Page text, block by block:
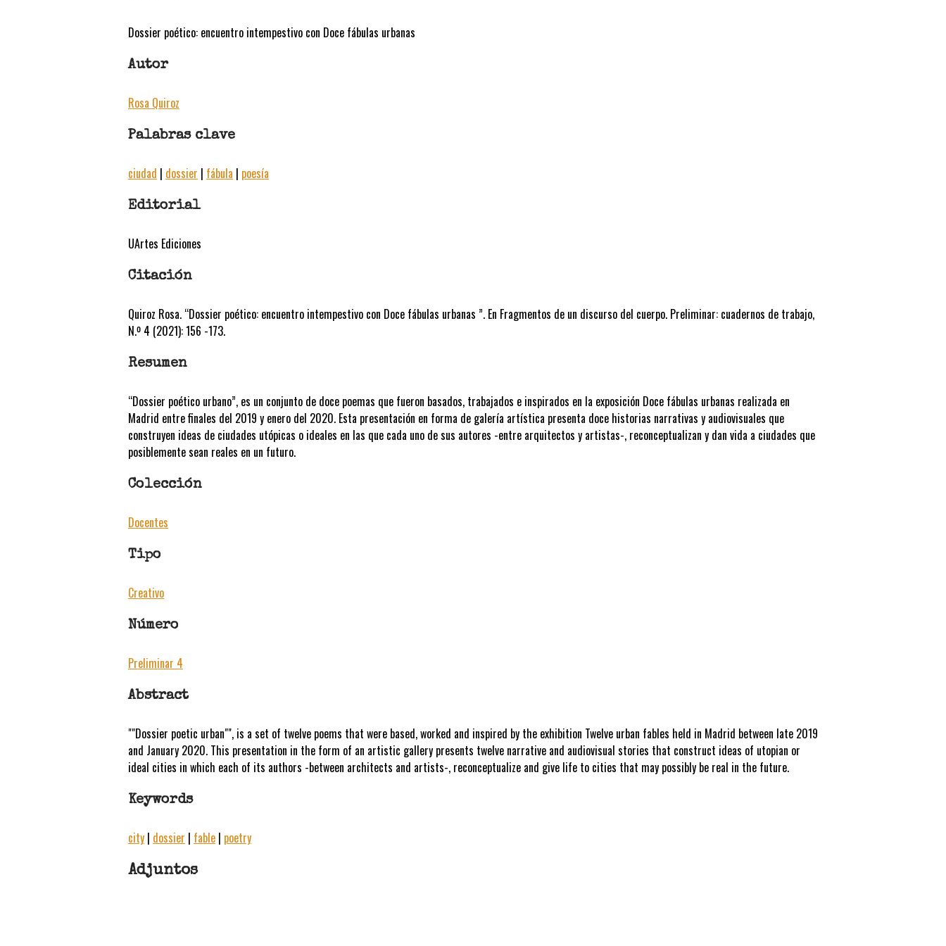
Dossier poético: encuentro intempestivo con Doce fábulas urbanas
Autor
Rosa Quiroz
Palabras clave
ciudad | dossier | fábula | poesía
Editorial
UArtes Ediciones
Citación
Quiroz Rosa. “Dossier poético: encuentro intempestivo con Doce fábulas urbanas ”. En Fragmentos de un discurso del cuerpo. Preliminar: cuadernos de trabajo,
N.º 4 (2021): 156 -173.
Resumen
“Dossier poético urbano”, es un conjunto de doce poemas que fueron basados, trabajados e inspirados en la exposición Doce fábulas urbanas realizada en
Madrid entre finales del 2019 y enero del 2020. Esta presentación en forma de galería artística presenta doce historias narrativas y audiovisuales que
construyen ideas de ciudades utópicas o ideales en las que cada uno de sus autores -entre arquitectos y artistas-, reconceptualizan y dan vida a ciudades que
posiblemente sean reales en un futuro.
Colección
Docentes
Tipo
Creativo
Número
Preliminar 4
Abstract
""Dossier poetic urban"", is a set of twelve poems that were based, worked and inspired by the exhibition Twelve urban fables held in Madrid between late 2019
and January 2020. This presentation in the form of an artistic gallery presents twelve narrative and audiovisual stories that construct ideas of utopian or
ideal cities in which each of its authors -between architects and artists-, reconceptualize and give life to cities that may possibly be real in the future.
Keywords
city | dossier | fable | poetry
Adjuntos